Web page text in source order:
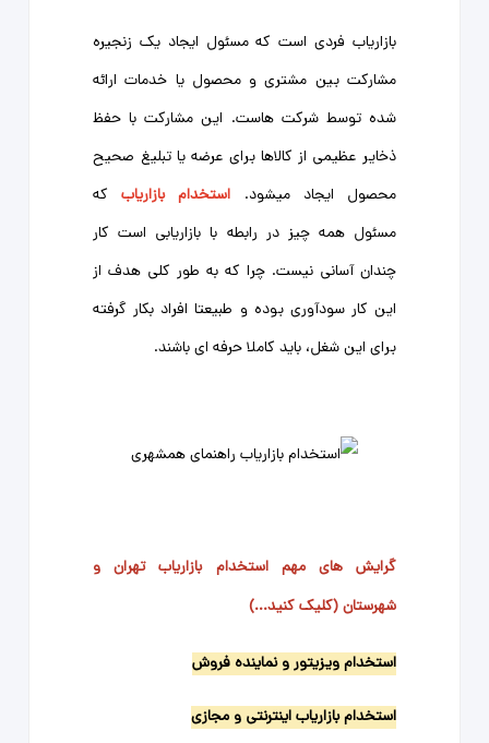
بازاریاب فردی است که مسئول ایجاد یک زنجیره
مشارکت بین مشتری و محصول یا خدمات ارائه
شده توسط شرکت هاست. این مشارکت با حفظ
ذخایر عظیمی از کالاها برای عرضه یا تبلیغ صحیح
محصول ایجاد میشود. استخدام بازاریابکه
مسئول همه چیز در رابطه با بازاریابی است کار
چندان آسانی نیست. چرا که به طور کلی هدف از
این کار سودآوری بوده و طبیعتا افراد بکار گرفته
برای این شغل، باید کاملا حرفه ای باشند.
گرایش های مهم استخدام بازاریاب تهران و
شهرستان (کلیک کنید...)
استخدام ویزیتور و نماینده فروش
استخدام بازاریاب اینترنتی و مجازی